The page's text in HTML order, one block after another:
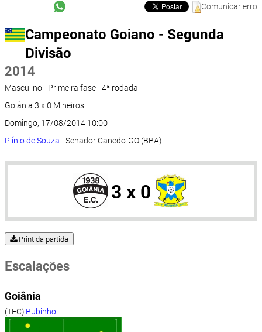
Comunicar erro
Campeonato Goiano - Segunda
Divisão
2014
Masculino - Primeira fase - 4ª rodada
Goiânia 3 x 0 Mineiros
Domingo, 17/08/2014 10:00
Plínio de Souza - Senador Canedo-GO (BRA)
3 x 0
Print da partida
Escalações
Goiânia
(TEC) Rubinho